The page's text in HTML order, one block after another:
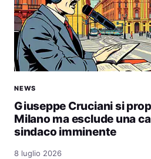
NEWS
Giuseppe Cruciani si
Milano ma esclude una
sindaco imminente
8 luglio 2026